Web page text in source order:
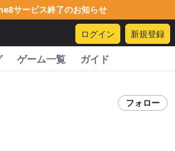
サービス終了のお知らせ
ログイン 新規登録
ゲーム一覧 ガイド
フォロー